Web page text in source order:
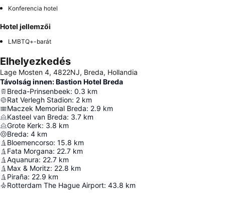
Konferencia hotel
Hotel jellemzői
LMBTQ+-barát
Elhelyezkedés
Lage Mosten 4, 4822NJ, Breda, Hollandia
Távolság innen: Bastion Hotel Breda
Breda-Prinsenbeek: 0.3 km
Rat Verlegh Stadion: 2 km
Maczek Memorial Breda: 2.9 km
Kasteel van Breda: 3.7 km
Grote Kerk: 3.8 km
Breda: 4 km
Bloemencorso: 15.8 km
Fata Morgana: 22.7 km
Aquanura: 22.7 km
Max & Moritz: 22.8 km
Piraña: 22.9 km
Rotterdam The Hague Airport: 43.8 km